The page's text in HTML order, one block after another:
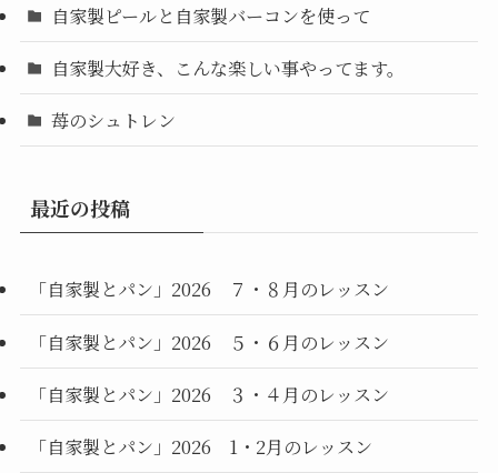
自家製ピールと自家製バーコンを使って
自家製大好き、こんな楽しい事やってます。
苺のシュトレン
最近の投稿
「自家製とパン」2026 ７・８月のレッスン
「自家製とパン」2026 ５・６月のレッスン
「自家製とパン」2026 ３・４月のレッスン
「自家製とパン」2026 1・2月のレッスン